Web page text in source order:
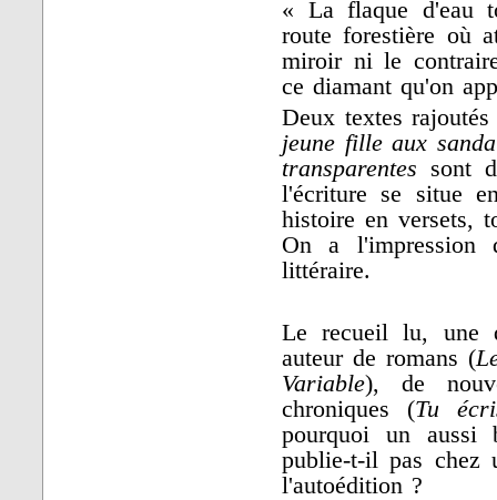
« La flaque d'eau
route forestière où
miroir ni le
ce diamant qu'on
Deux textes
jeune fille aux
transparentes sont
l'écriture se situe
histoire en versets,
On a l'impression
littéraire.
Le recueil lu, une
auteur de romans (
Variable), de
chroniques (Tu
pourquoi un aussi
publie-t-il pas chez
l'autoédition ?